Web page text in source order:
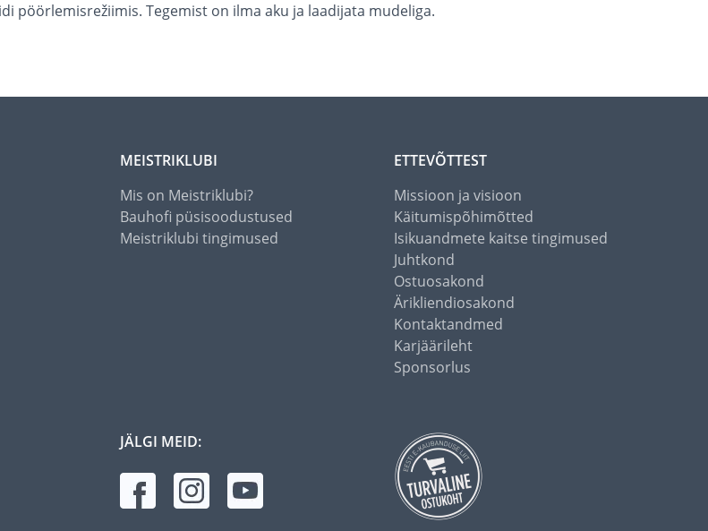
pöörlemisrežiimis. Tegemist on ilma aku ja laadijata mudeliga.
MEISTRIKLUBI
Mis on Meistriklubi?
Bauhofi püsisoodustused
Meistriklubi tingimused
ETTEVÕTTEST
Missioon ja visioon
Käitumispõhimõtted
Isikuandmete kaitse tingimused
Juhtkond
Ostuosakond
Ärikliendiosakond
Kontaktandmed
Karjäärileht
Sponsorlus
JÄLGI MEID: